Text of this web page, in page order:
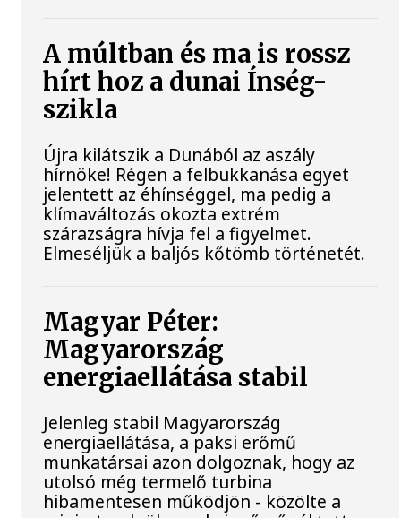
A múltban és ma is rossz
hírt hoz a dunai Ínség-
szikla
Újra kilátszik a Dunából az aszály
hírnöke! Régen a felbukkanása egyet
jelentett az éhínséggel, ma pedig a
klímaváltozás okozta extrém
szárazságra hívja fel a figyelmet.
Elmeséljük a baljós kőtömb történetét.
Magyar Péter:
Magyarország
energiaellátása stabil
Jelenleg stabil Magyarország
energiaellátása, a paksi erőmű
munkatársai azon dolgoznak, hogy az
utolsó még termelő turbina
hibamentesen működjön - közölte a